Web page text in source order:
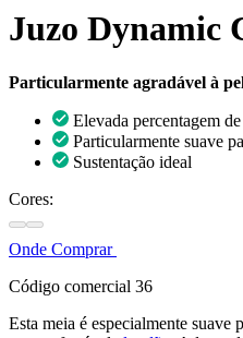
Juzo Dynamic
Particularmente agradável à
Elevada percentagem
Particularmente suave
Sustentação ideal
Cores:
Onde Comprar
Código comercial 36
Esta meia é especialmente suave